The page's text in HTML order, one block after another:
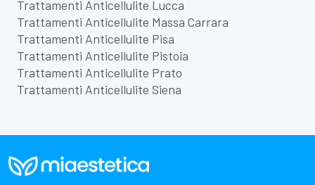
Trattamenti Anticellulite Lucca
Trattamenti Anticellulite Massa Carrara
Trattamenti Anticellulite Pisa
Trattamenti Anticellulite Pistoia
Trattamenti Anticellulite Prato
Trattamenti Anticellulite Siena